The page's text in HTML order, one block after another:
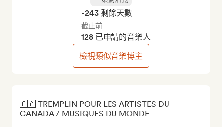
🇨🇦 TREMPLIN POUR LES ARTISTES DU
CANADA / MUSIQUES DU MONDE
-243 剩餘天數
截止前
128 已申請的音樂人
檢視類似音樂博主